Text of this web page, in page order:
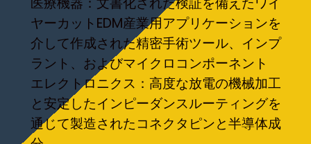
ヤーカットEDM産業用アプリケーションを
介して作成された精密手術ツール、インプ
ラント、およびマイクロコンポーネント
エレクトロニクス：高度な放電の機械加工
と安定したインピーダンスルーティングを
通じて製造されたコネクタピンと半導体成